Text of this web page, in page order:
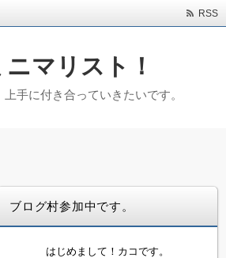
RSS
マリスト！
手に付き合っていきたいです。
ブログ村参加中です。
はじめまして！カコです。